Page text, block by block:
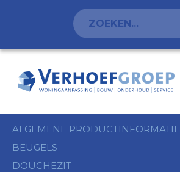
ALGEMENE PRODUCTINFORMATIE
BEUGELS
DOUCHEZIT